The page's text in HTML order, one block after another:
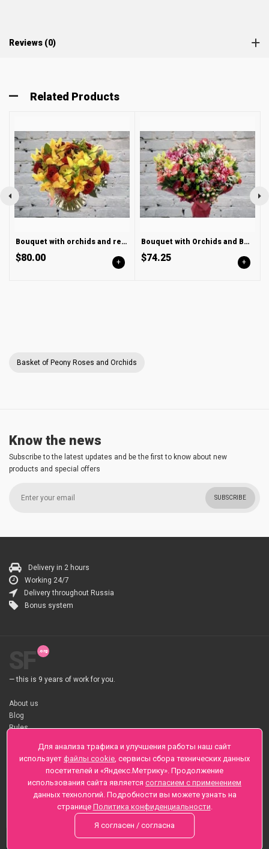
Reviews (0)
Related Products
Bouquet with orchids and red rose
$80.00 +
Bouquet with Orchids and Bush Roses
$74.25 +
Basket of Peony Roses and Orchids
Know the news
Subscribe to the latest updates and be the first to know about new
products and special offers
SUBSCRIBE
Delivery in 2 hours
Working 24/7
Delivery throughout Russia
Bonus system
— this is 9 years of work for you.
About us
Blog
Rules
About flower Delivery
Payment
Telegramm
Sankt-Peterburg, Zaozernaya 6
+7 (812) 425-01-16
Questions? Call 24 hours
Для анализа трафика и улучшения работы наш сайт
использует файлы cookie, сервисы сбора технических данных
посетителей и «Яндекс.Метрику». Продолжение
использования сайта является согласием с применением
данных технологий. Подробности вы можете узнать на
странице Политика конфиденциальности.
Я согласен / согласна